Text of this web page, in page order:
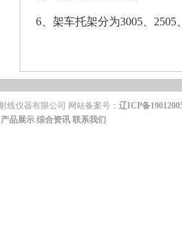
6、架车托架分为3005、
线仪器有限公司 网站备案号： 辽ICP备
产品展示 综合资讯 联系我们